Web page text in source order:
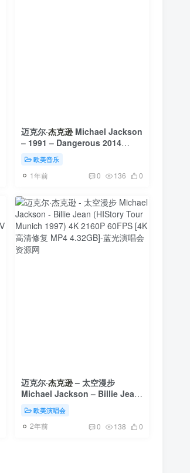
迈克尔·杰克逊Michael Jackson
– 1991 – Dangerous 2014
[24Bit/96kHz] [Hi-Res Flac
1.65GB]
欧美音乐
1年前 0 136 0
迈克尔·杰克逊– 太空漫步
Michael Jackson – Billie Jean
(HIStory Tour Munich 1997) 4K
2160P 60FPS [4K高清修复 MP4
4.32GB]
欧美演唱会
2年前 0 138 0